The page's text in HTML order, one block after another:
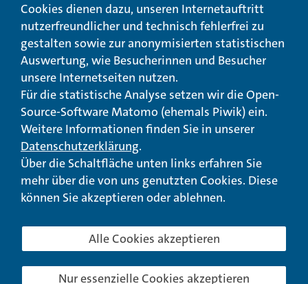
Anregungs- und
Qualitätsmanagement
Barrierefreiheit
© Landeswohlfahrtsverband Hessen 2026
Impressum Seitenübersicht Seite drucken
nach oben
Cookies dienen dazu, unseren Internetauftritt
nutzerfreundlicher und technisch fehlerfrei zu
gestalten sowie zur anonymisierten statistischen
Auswertung, wie Besucherinnen und Besucher
unsere Internetseiten nutzen.
Für die statistische Analyse setzen wir die Open-
Source-Software Matomo (ehemals Piwik) ein.
Weitere Informationen finden Sie in unserer
Datenschutzerklärung.
Über die Schaltfläche unten links erfahren Sie
mehr über die von uns genutzten Cookies. Diese
können Sie akzeptieren oder ablehnen.
Nur essenzielle Cookies akzeptieren
Alle Cookies akzeptieren